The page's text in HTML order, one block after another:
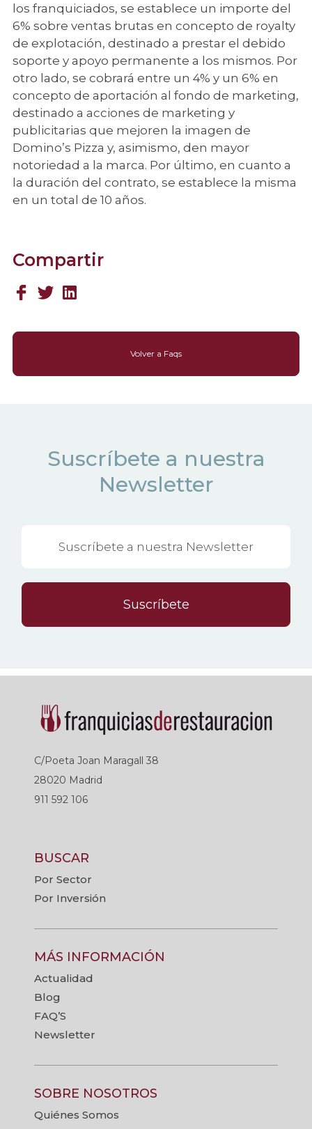
los franquiciados, se establece un importe del
6% sobre ventas brutas en concepto de royalty
de explotación, destinado a prestar el debido
soporte y apoyo permanente a los mismos. Por
otro lado, se cobrará entre un 4% y un 6% en
concepto de aportación al fondo de marketing,
destinado a acciones de marketing y
publicitarias que mejoren la imagen de
Domino’s Pizza y, asimismo, den mayor
notoriedad a la marca. Por último, en cuanto a
la duración del contrato, se establece la misma
en un total de 10 años.
Compartir
Volver a Faqs
Suscríbete a nuestra
Newsletter
Suscríbete
C/Poeta Joan Maragall 38
28020 Madrid
911 592 106
BUSCAR
Por Sector
Por Inversión
MÁS INFORMACIÓN
Actualidad
Blog
FAQ’S
Newsletter
SOBRE NOSOTROS
Quiénes Somos